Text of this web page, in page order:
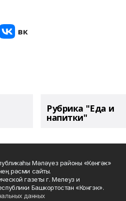
Рубрика "Еда и
напитки"
Мәләүез районы «Көнгәк»
рәсми сайты.
газеты г. Мелеуз и
Башкортостан «Конгэк».
данных